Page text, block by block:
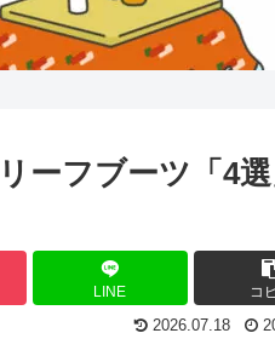
ーフブーツ「4
LINE コ
2026.07.18